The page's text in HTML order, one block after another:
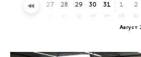
26 27 28 29
ср
30
чт
31
пт
Август
1
сб
2
вс